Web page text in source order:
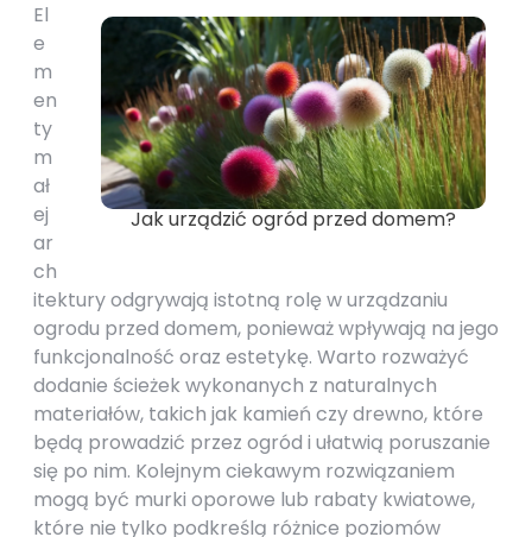
Jak urządzić ogród przed domem?
El
e
m
en
ty
m
ał
ej
ar
ch
itektury odgrywają istotną rolę w urządzaniu
ogrodu przed domem, ponieważ wpływają na jego
funkcjonalność oraz estetykę. Warto rozważyć
dodanie ścieżek wykonanych z naturalnych
materiałów, takich jak kamień czy drewno, które
będą prowadzić przez ogród i ułatwią poruszanie
się po nim. Kolejnym ciekawym rozwiązaniem
mogą być murki oporowe lub rabaty kwiatowe,
które nie tylko podkreślą różnice poziomów